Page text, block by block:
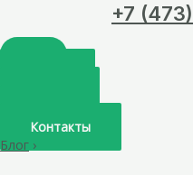
+7
Контакты
Блог ›